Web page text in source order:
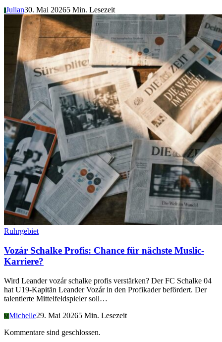
JJulian30. Mai 20265 Min. Lesezeit
Ruhrgebiet
Vozár Schalke Profis: Chance für nächste Muslic-
Karriere?
Wird Leander vozár schalke profis verstärken? Der FC Schalke 04
hat U19-Kapitän Leander Vozár in den Profikader befördert. Der
talentierte Mittelfeldspieler soll…
MMichelle29. Mai 20265 Min. Lesezeit
Kommentare sind geschlossen.